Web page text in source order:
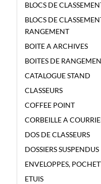
BLOCS DE
BLOCS DE
RANGEMENT
BOITE A ARCHIVES
BOITES DE
CATALOGUE STAND
CLASSEURS
COFFEE POINT
CORBEILLE A
DOS DE CLASSEURS
DOSSIERS SUSPENDUS
ENVELOPPES,
ETUIS
CLASSEMENT
PLAQUE A PINCE
+ ESPACE